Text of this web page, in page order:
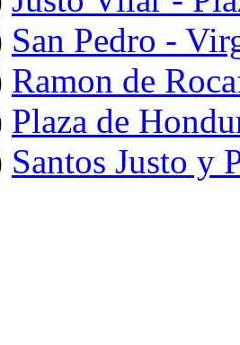
San Pedro -
Ramon de
Plaza de
Santos Justo y